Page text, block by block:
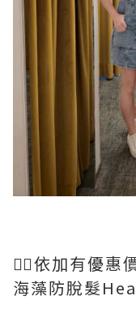
💆‍♀️依加有優惠
海藻防脫髮